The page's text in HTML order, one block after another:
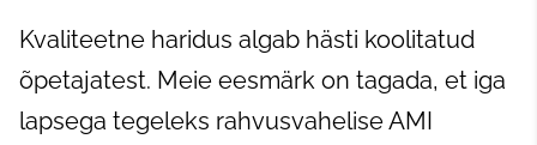
Kvaliteetne haridus algab hästi koolitatud
õpetajatest. Meie eesmärk on tagada, et iga
lapsega tegeleks rahvusvahelise AMI